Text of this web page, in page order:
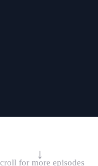
↓
for more episodes